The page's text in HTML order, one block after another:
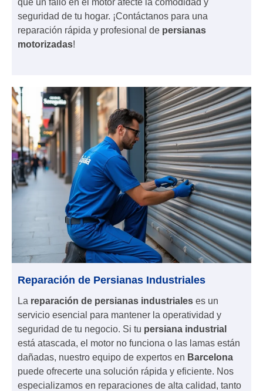
seguridad de tu hogar. ¡Contáctanos para una
reparación rápida y profesional de persianas
motorizadas!
Reparación de Persianas Industriales
La reparación de persianas industriales es un
servicio esencial para mantener la operatividad y
seguridad de tu negocio. Si tu persiana industrial
está atascada, el motor no funciona o las lamas están
dañadas, nuestro equipo de expertos en Barcelona
puede ofrecerte una solución rápida y eficiente. Nos
especializamos en reparaciones de alta calidad, tanto